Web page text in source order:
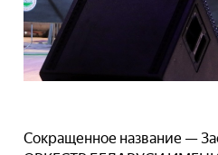
Сокращенное название